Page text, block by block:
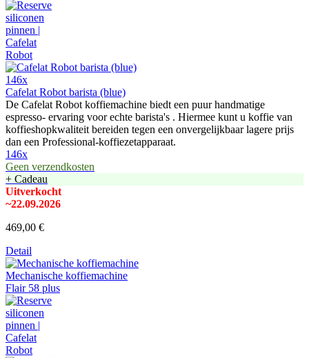
146x
Cafelat Robot barista (blue)
De Cafelat Robot koffiemachine biedt een puur handmatige
espresso- ervaring voor echte barista's . Hiermee kunt u koffie van
koffieshopkwaliteit bereiden tegen een onvergelijkbaar lagere prijs
dan een Professional-koffiezetapparaat.
146x
Geen verzendkosten
+ Cadeau
Uitverkocht
~22.09.2026
469,00 €
Detail
Mechanische koffiemachine
Flair 58 plus